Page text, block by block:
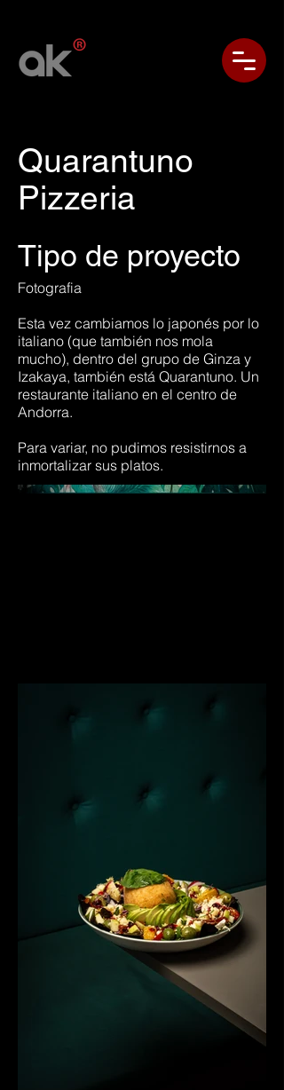
Quarantuno
Pizzeria
Tipo de proyecto
Fotografia
Esta vez cambiamos lo japonés por lo
italiano (que también nos mola
mucho), dentro del grupo de Ginza y
Izakaya, también está Quarantuno. Un
restaurante italiano en el centro de
Andorra.
Para variar, no pudimos resistirnos a
inmortalizar sus platos.